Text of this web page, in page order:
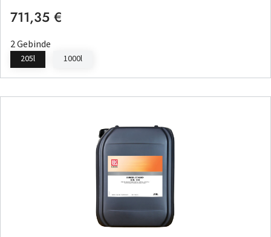
Regulärer Preis:
711,35 €
2 Gebinde
205l 1000l